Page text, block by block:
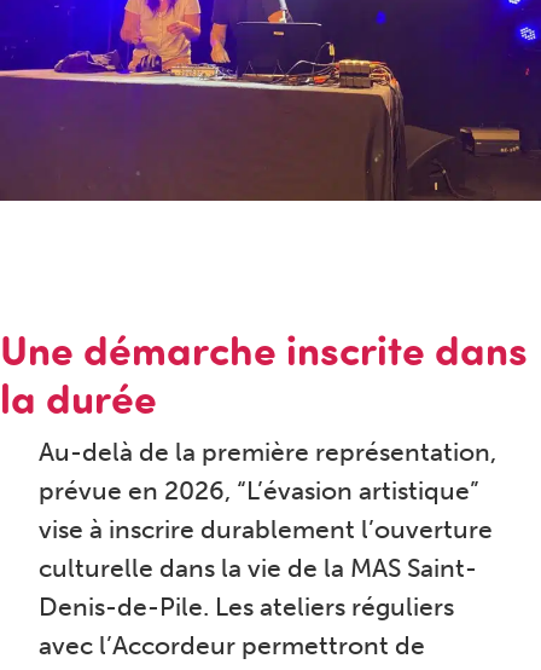
Une démarche inscrite dans
la durée
Au-delà de la première représentation,
prévue en 2026, “L’évasion artistique”
vise à inscrire durablement l’ouverture
culturelle dans la vie de la MAS Saint-
Denis-de-Pile. Les ateliers réguliers
avec l’Accordeur permettront de